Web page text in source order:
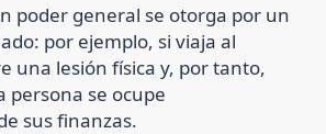
poder general se otorga por un
por ejemplo, si viaja al
una lesión física y, por tanto,
persona se ocupe
sus finanzas.